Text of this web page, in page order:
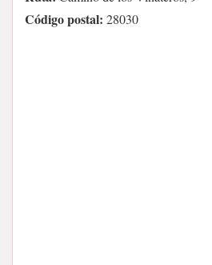
Código postal: 28030